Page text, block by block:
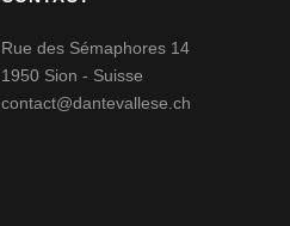
Rue des Sémaphores 14
1950 Sion - Suisse
contact@dantevallese.ch